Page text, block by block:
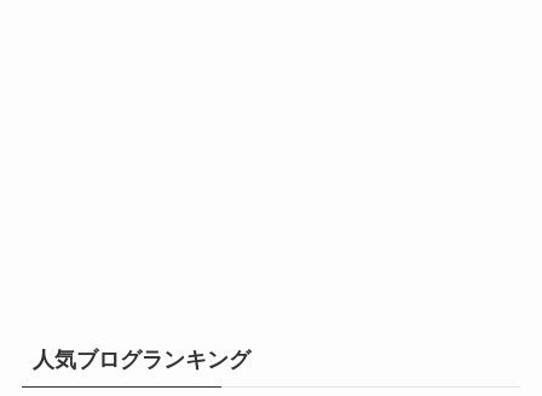
人気ブログランキング